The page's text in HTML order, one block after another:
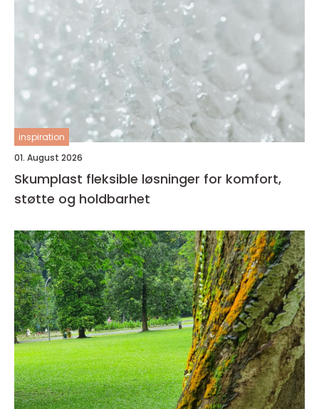
inspiration
01. August 2026
Skumplast fleksible løsninger for komfort,
støtte og holdbarhet